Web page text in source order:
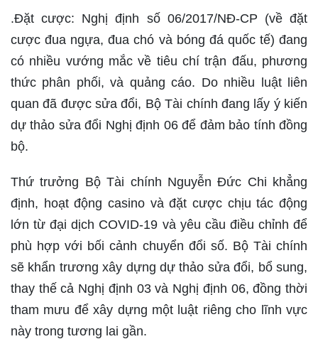
.Đặt cược: Nghị định số 06/2017/NĐ-CP (về đặt
cược đua ngựa, đua chó và bóng đá quốc tế) đang
có nhiều vướng mắc về tiêu chí trận đấu, phương
thức phân phối, và quảng cáo. Do nhiều luật liên
quan đã được sửa đổi, Bộ Tài chính đang lấy ý kiến
dự thảo sửa đổi Nghị định 06 để đảm bảo tính đồng
bộ.
Thứ trưởng Bộ Tài chính Nguyễn Đức Chi khẳng
định, hoạt động casino và đặt cược chịu tác động
lớn từ đại dịch COVID-19 và yêu cầu điều chỉnh để
phù hợp với bối cảnh chuyển đổi số. Bộ Tài chính
sẽ khẩn trương xây dựng dự thảo sửa đổi, bổ sung,
thay thế cả Nghị định 03 và Nghị định 06, đồng thời
tham mưu để xây dựng một luật riêng cho lĩnh vực
này trong tương lai gần.